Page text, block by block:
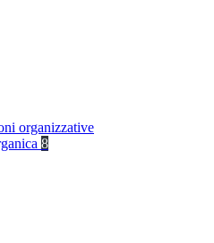
organizzative
8